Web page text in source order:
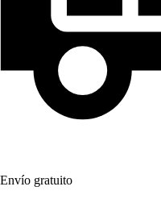
Envío gratuito